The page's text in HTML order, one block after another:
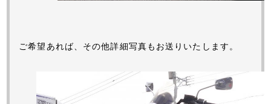
ご希望あれば、その他詳細写真もお送りいたします。